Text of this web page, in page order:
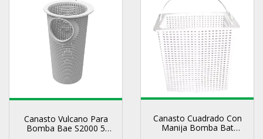
Canasto Vulcano Para
Bomba Bae S2000 5
Canasto Cuadrado Con
Manija Bomba Bat